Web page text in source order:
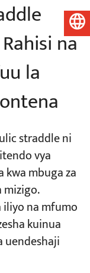
na
la
straddle ni
vya
mbuga za
mizigo.
iliyo na mfumo
kuinua
uendeshaji
Kiswahili